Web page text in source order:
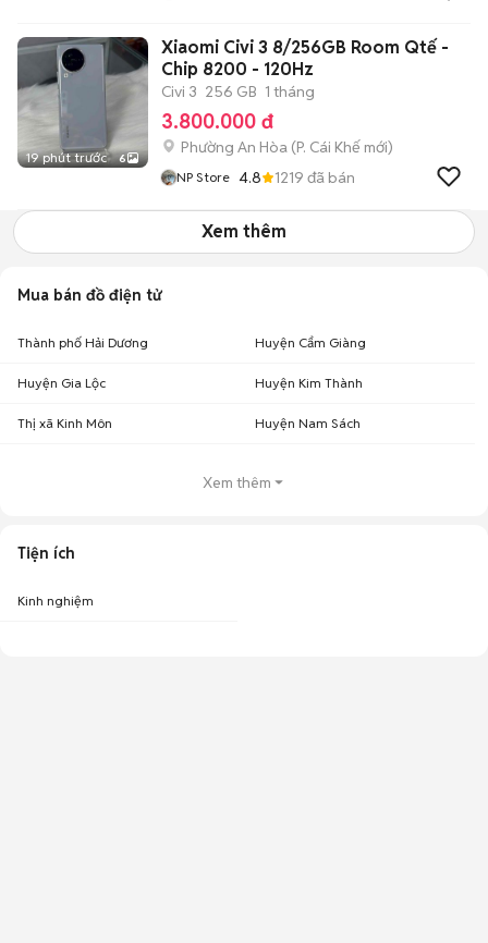
19 phút trước 6
Xiaomi Civi 3 8/256GB Room Qtế -
Chip 8200 - 120Hz
Civi 3 256 GB 1 tháng
3.800.000 đ
Phường An Hòa (P. Cái Khế mới)
NP Store 4.8 1219 đã bán
Xem thêm
Mua bán đồ điện tử
Thành phố Hải Dương Huyện Cẩm Giàng
Huyện Gia Lộc Huyện Kim Thành
Thị xã Kinh Môn Huyện Nam Sách
Xem thêm
Tiện ích
Kinh nghiệm